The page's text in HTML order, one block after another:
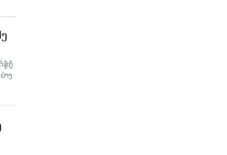
ສູ້ກູ້
າງ